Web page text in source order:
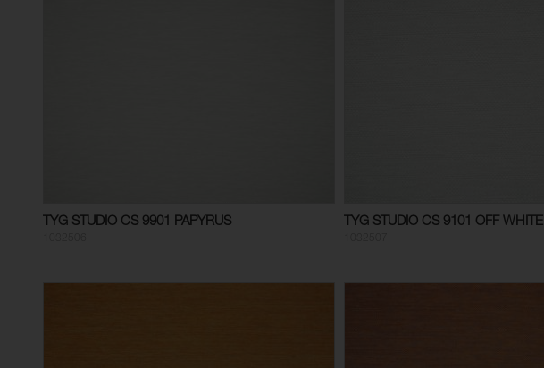
TYG STUDIO CS 9901 PAPYRUS TYG STUDIO CS 9101 OFF WHITE